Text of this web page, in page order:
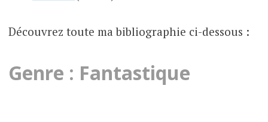
Découvrez toute ma bibliographie ci-dessous :
Genre : Fantastique